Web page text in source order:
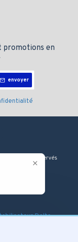
promotions en
envoyer
droits sont Réservés
-
Delta-